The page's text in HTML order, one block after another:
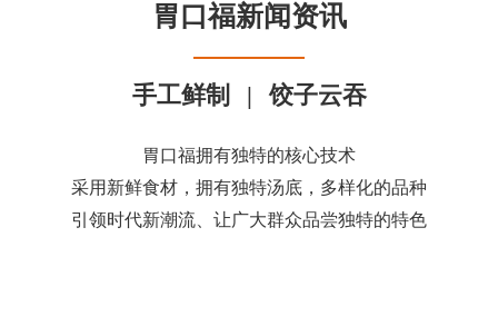
胃口福新闻资讯
手工鲜制 | 饺子云吞
胃口福拥有独特的核心技术
采用新鲜食材，拥有独特汤底，多样化的品种
引领时代新潮流、让广大群众品尝独特的特色